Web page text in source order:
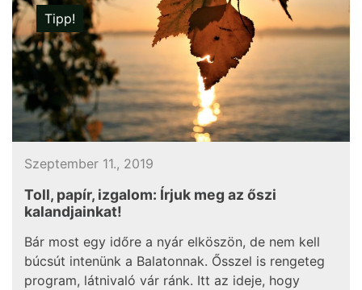
Tipp!
Szeptember 11., 2019
Toll, papír, izgalom: Írjuk meg az őszi
kalandjainkat!
Bár most egy időre a nyár elköszön, de nem kell
búcsút intenünk a Balatonnak. Ősszel is rengeteg
program, látnivaló vár ránk. Itt az ideje, hogy